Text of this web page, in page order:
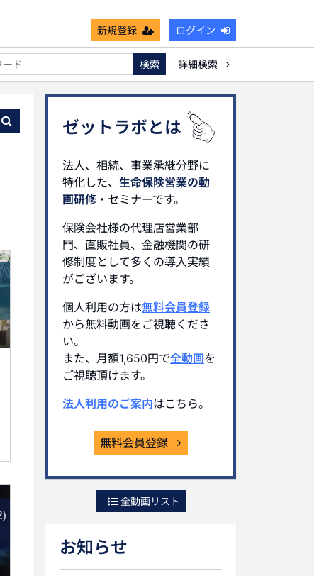
新規登録 ログイン
死亡保険金非課税枠 キャッシュフロー 宗教法人
検索
詳細検索
ゼットラボとは
法人、相続、事業承継分野に
特化した、 生命保険営業の動
画研修 ・セミナーです。
保険会社様の代理店営業部
門、直販社員、金融機関の研
修制度として多くの導入実績
がございます。
個人利用の方は無料会員登録
から無料動画をご視聴くださ
い。
また、月額1,650円で全動画を
ご視聴頂けます。
法人利用のご案内はこちら。
無料会員登録
全動画リスト
お知らせ